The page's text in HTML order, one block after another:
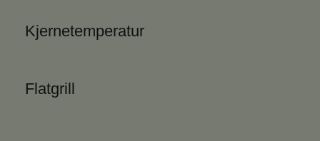
Kjernetemperatur
Flatgrill